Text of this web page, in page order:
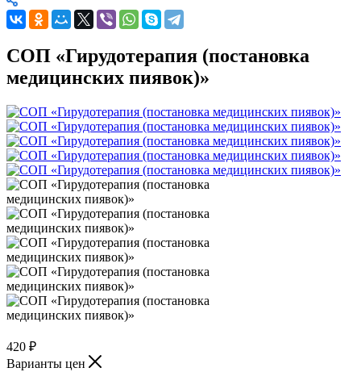
СОП «Гирудотерапия (постановка
медицинских пиявок)»
420 ₽
Варианты цен